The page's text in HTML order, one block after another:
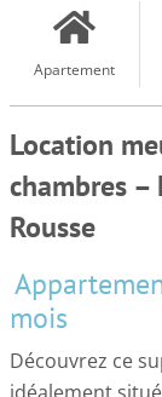
Apartement
Location
chambres –
Rousse
mois
Découvrez ce